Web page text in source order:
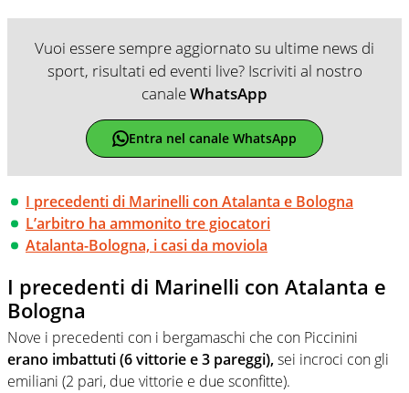
Vuoi essere sempre aggiornato su ultime news di
sport, risultati ed eventi live? Iscriviti al nostro
canaleWhatsApp
Entra nel canale WhatsApp
I precedenti di Marinelli con Atalanta e Bologna
L’arbitro ha ammonito tre giocatori
Atalanta-Bologna, i casi da moviola
I precedenti di Marinelli con Atalanta e
Bologna
Nove i precedenti con i bergamaschi che con Piccinini
erano imbattuti (6 vittorie e 3 pareggi),sei incroci con gli
emiliani (2 pari, due vittorie e due sconfitte).